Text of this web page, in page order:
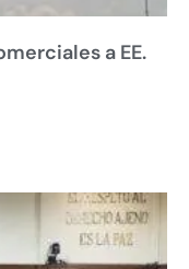
a EE.